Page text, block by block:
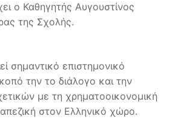
ο Καθηγητής Αυγουστίνος
της Σχολής.
σημαντικό επιστημονικό
την το διάλογο και την
με τη χρηματοοικονομική
στον Ελληνικό χώρο.